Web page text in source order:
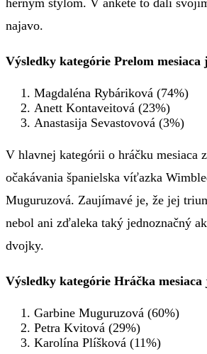
najavo.
Výsledky kategórie Prelom mesiaca
Magdaléna Rybáriková (74%)
Anett Kontaveitová (23%)
Anastasija Sevastovová (3%)
V hlavnej kategórii o hráčku mesiaca
očakávania španielska víťazka
Muguruzová. Zaujímavé je, že jej
nebol ani zďaleka taký jednoznačný
dvojky.
Výsledky kategórie Hráčka mesiaca
Garbine Muguruzová (60%)
Petra Kvitová (29%)
Karolína Plíšková (11%)